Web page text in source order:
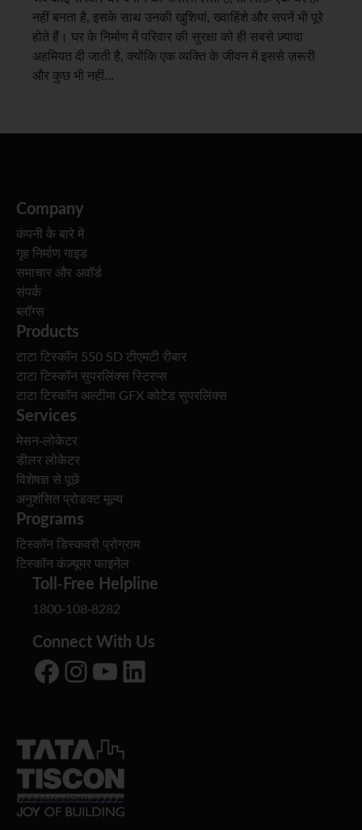
नहीं बनता है, इसके साथ उनकी खुशियां, ख्वाहिंशे और सपनें भी पूरे
होते हैं। घर के निर्माण में परिवार की सुरक्षा को ही सबसे ज़्यादा
अहमियत दी जाती है, क्योंकि एक व्यक्ति के जीवन में इससे ज़रूरी
और कुछ भी नहीं…
Company
कंपनी के बारे में
गृह निर्माण गाइड
समाचार और अवॉर्ड
संपर्क
ब्लॉग्स
Products
टाटा टिस्कॉन 550 SD टीएमटी रीबार
टाटा टिस्कॉन सुपरलिंक्स स्टिरप्स
टाटा टिस्कॉन अल्टीमा GFX कोटेड सुपरलिंक्स
Services
मेसन-लोकेटर
डीलर लोकेटर
विशेषज्ञ से पूछें
अनुशंसित प्रोडक्ट मूल्य
Programs
टिस्कॉन डिस्कवरी प्रोग्राम
टिस्कॉन कंज़्यूमर फाइनेंल
Toll-Free Helpline
1800-108-8282
Connect With Us
Facebook Instagram YouTube LinkedIn